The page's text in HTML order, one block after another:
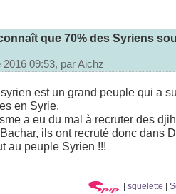
que 70% des Syriens
09:53, parAichz
est un grand peuple qui a
en Syrie.
a eu du mal à recruter des
ils ont recruté donc dans
au peuple Syrien !!!
squelette